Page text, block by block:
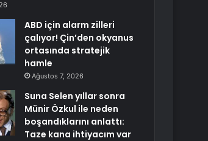
ABD için alarm zilleri
çalıyor! Çin’den okyanus
ortasında stratejik
hamle
Ağustos 7, 2026
Suna Selen yıllar sonra
Münir Özkul ile neden
boşandıklarını anlattı:
Taze kana ihtiyacım var